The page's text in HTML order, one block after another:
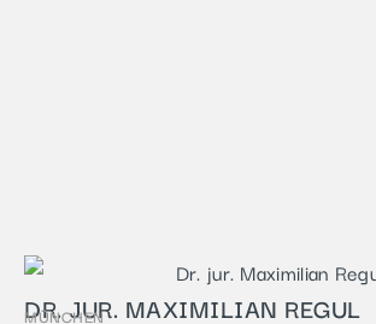
DR. JUR. MAXIMILIAN REGUL
MÜNCHEN